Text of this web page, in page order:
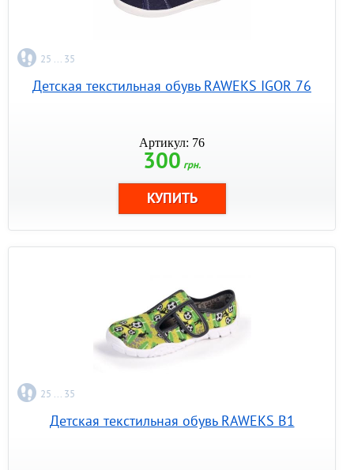
25 ... 35
Детская текстильная обувь RAWEKS IGOR 76
Артикул: 76
300 грн.
25 ... 35
Детская текстильная обувь RAWEKS B1